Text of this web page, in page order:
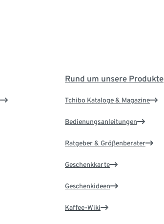
Rund um unsere Produkte
Tchibo Kataloge & Magazine
Bedienungsanleitungen
Ratgeber & Größenberater
Geschenkkarte
Geschenkideen
Kaffee-Wiki